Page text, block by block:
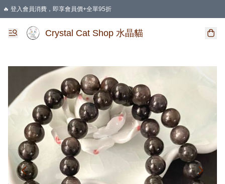
🔥 登入會員消費，即享會員價+全單95折
🛍️ 購物滿HKD 400 即享免運費優惠
Crystal Cat Shop 水晶貓